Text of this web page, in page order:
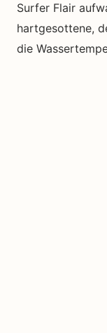
Surfer Flair
hartgesottene,
die